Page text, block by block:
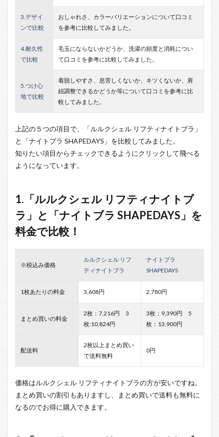
3.デザイ
ンで比較
おしゃれさ、カラーバリエーションについて口コミ
を参考に比較してみました。
4.耐久性
で比較
毛玉にならないかどうか、洗濯の頻度と消耗につい
て口コミを参考に比較してみました。
5.つけ心
地で比較
着脱しやすさ、息苦しくないか、キツくないか、肩
紐調整できるかどうか等について口コミを参考に比
較してみました。
上記の５つの項目で、「ルルクシェル リフティナイトブラ」
と「ナイトブラ SHAPEDAYS」を比較してみました。
知りたい項目からチェックできるようにクリックして飛べる
ようになっています。
1.「ルルクシェル リフティナイトブ
ラ」と「ナイトブラ SHAPEDAYS」を
料金で比較！
※税込み価格
ルルクシェル リフ
ティナイトブラ
ナイトブラ
SHAPEDAYS
1枚あたりの料金 3,608円 2,780円
まとめ買いの料金
2枚：7,216円 3
枚:10,824円
3枚：9,390円 5
枚：13,900円
配送料
2枚以上まとめ買い
で送料無料
0円
価格はルルクシェル リフティナイトブラの方が安いですね。
まとめ買いの割引もありますし、まとめ買いで送料も無料に
なるのでお得に購入できます。